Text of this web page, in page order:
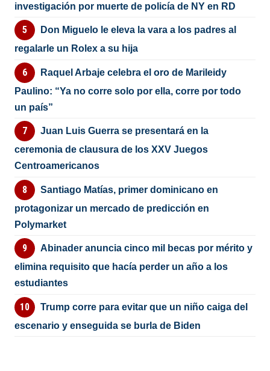
investigación por muerte de policía de NY en RD
Don Miguelo le eleva la vara a los padres al
regalarle un Rolex a su hija
Raquel Arbaje celebra el oro de Marileidy
Paulino: “Ya no corre solo por ella, corre por todo
un país”
Juan Luis Guerra se presentará en la
ceremonia de clausura de los XXV Juegos
Centroamericanos
Santiago Matías, primer dominicano en
protagonizar un mercado de predicción en
Polymarket
Abinader anuncia cinco mil becas por mérito y
elimina requisito que hacía perder un año a los
estudiantes
Trump corre para evitar que un niño caiga del
escenario y enseguida se burla de Biden